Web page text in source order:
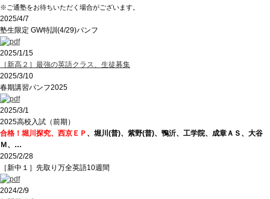
※ご通塾をお待ちいただく場合がございます。
2025/4/7
塾生限定 GW特訓(4/29)パンフ
2025/1/15
［新高２］最強の英語クラス、生徒募集
2025/3/10
春期講習パンフ2025
2025/3/1
2025高校入試（前期）
合格！堀川探究、西京ＥＰ 、堀川(普)、紫野(普)、鴨沂、工学院、成章ＡＳ、大谷
Ｍ、…
2025/2/28
［新中１］先取り万全英語10週間
2024/2/9